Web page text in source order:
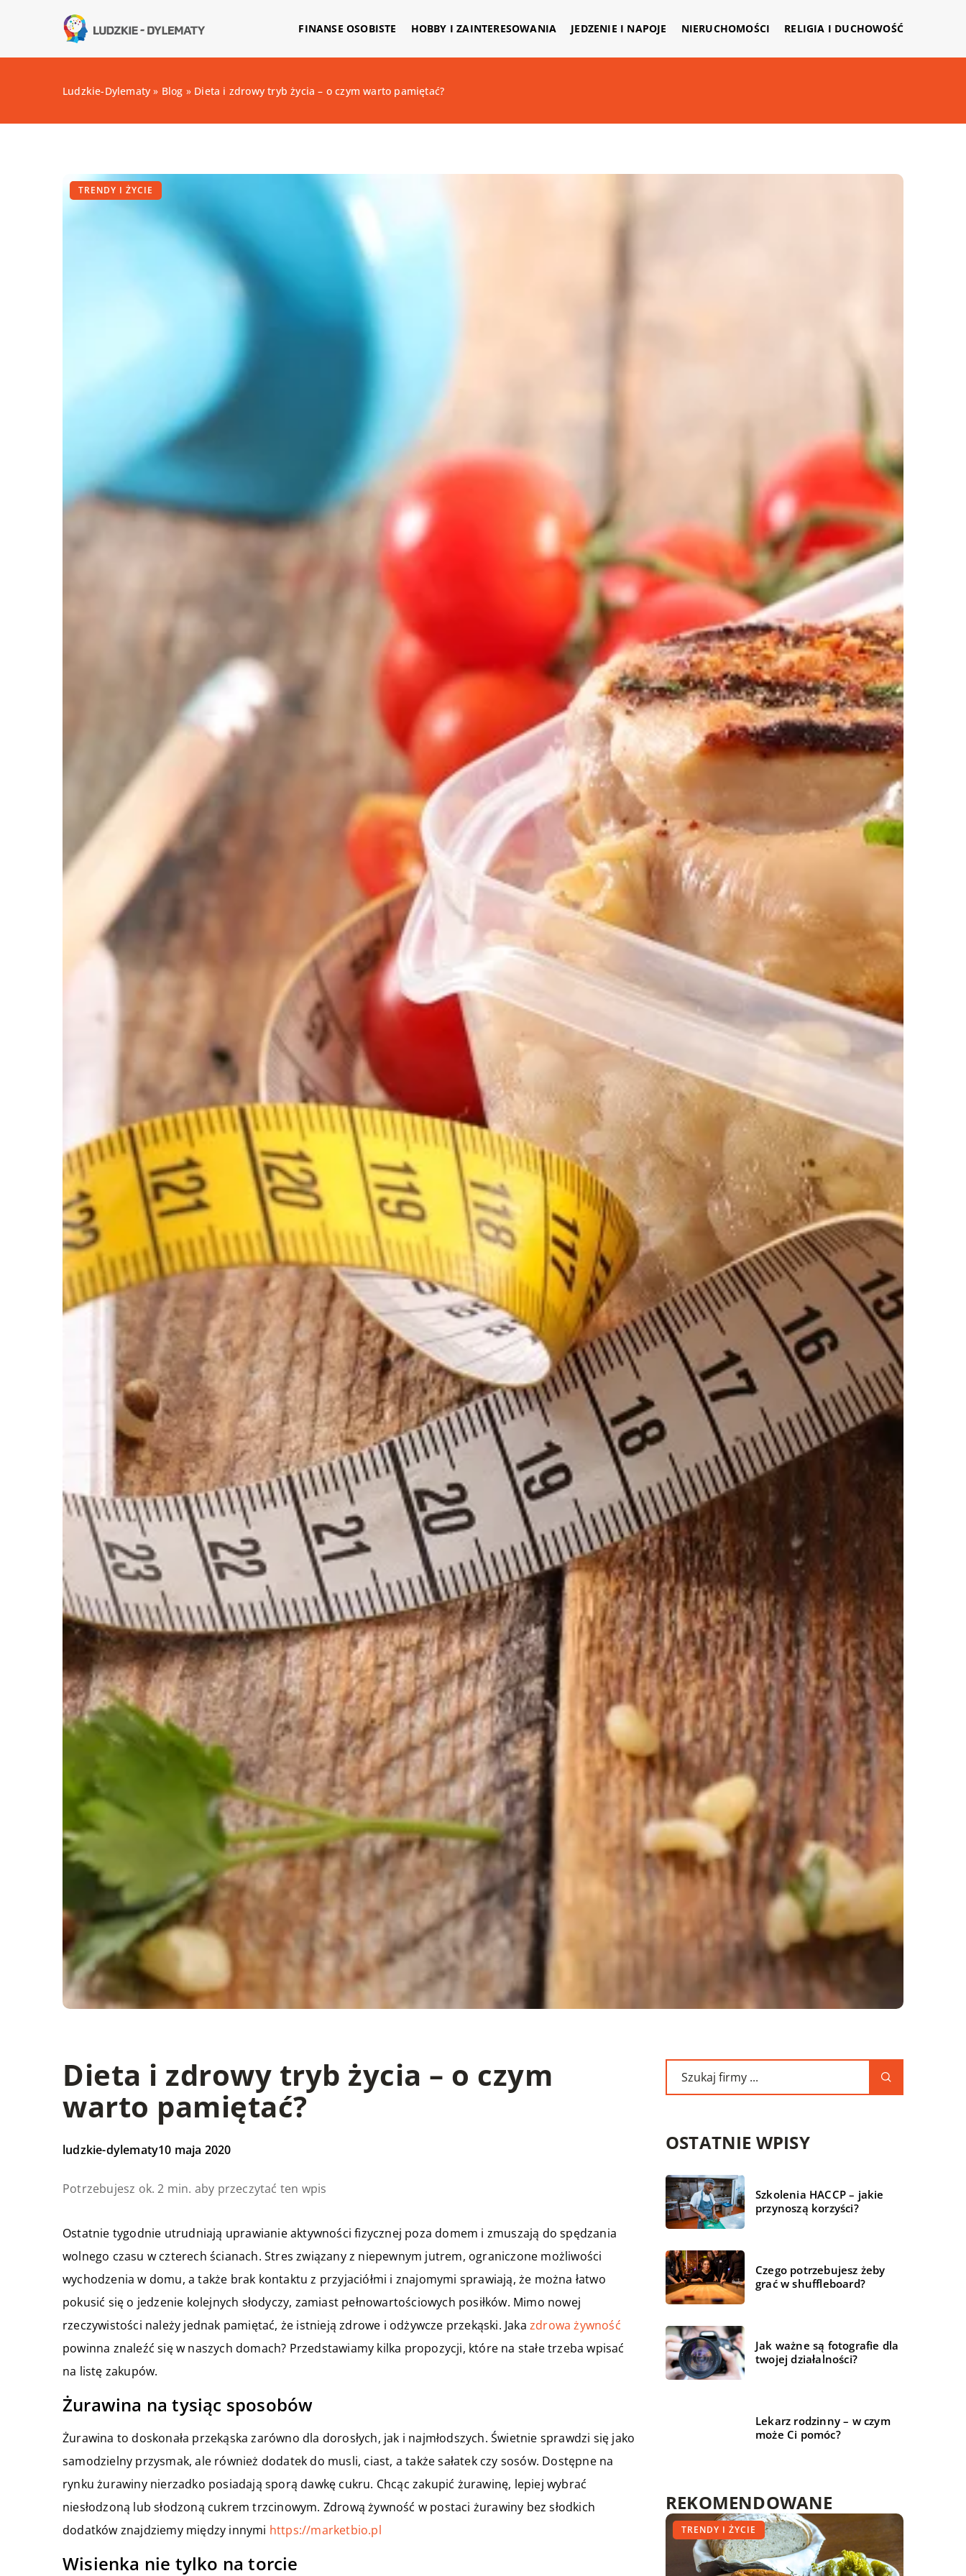
FINANSE OSOBISTE HOBBY I ZAINTERESOWANIA JEDZENIE I NAPOJE NIERUCHOMOŚCI RELIGIA I DUCHOWOŚĆ
Ludzkie-Dylematy » Blog » Dieta i zdrowy tryb życia – o czym warto pamiętać?
TRENDY I ŻYCIE
Dieta i zdrowy tryb życia – o czym
warto pamiętać?
ludzkie-dylematy10 maja 2020
Potrzebujesz ok. 2 min. aby przeczytać ten wpis
Ostatnie tygodnie utrudniają uprawianie aktywności fizycznej poza domem i zmuszają do spędzania
wolnego czasu w czterech ścianach. Stres związany z niepewnym jutrem, ograniczone możliwości
wychodzenia w domu, a także brak kontaktu z przyjaciółmi i znajomymi sprawiają, że można łatwo
pokusić się o jedzenie kolejnych słodyczy, zamiast pełnowartościowych posiłków. Mimo nowej
rzeczywistości należy jednak pamiętać, że istnieją zdrowe i odżywcze przekąski. Jakazdrowa żywność
powinna znaleźć się w naszych domach? Przedstawiamy kilka propozycji, które na stałe trzeba wpisać
na listę zakupów.
Żurawina na tysiąc sposobów
Żurawina to doskonała przekąska zarówno dla dorosłych, jak i najmłodszych. Świetnie sprawdzi się jako
samodzielny przysmak, ale również dodatek do musli, ciast, a także sałatek czy sosów. Dostępne na
rynku żurawiny nierzadko posiadają sporą dawkę cukru. Chcąc zakupić żurawinę, lepiej wybrać
niesłodzoną lub słodzoną cukrem trzcinowym. Zdrową żywność w postaci żurawiny bez słodkich
dodatków znajdziemy między innymi https://marketbio.pl
Wisienka nie tylko na torcie
OSTATNIE WPISY
Szkolenia HACCP – jakie
przynoszą korzyści?
Czego potrzebujesz żeby
grać w shuffleboard?
Jak ważne są fotografie dla
twojej działalności?
Lekarz rodzinny – w czym
może Ci pomóc?
REKOMENDOWANE
MEDYCYNA I ZDROWIE
TRENDY I ŻYCIE
FINANSE I RYNEK